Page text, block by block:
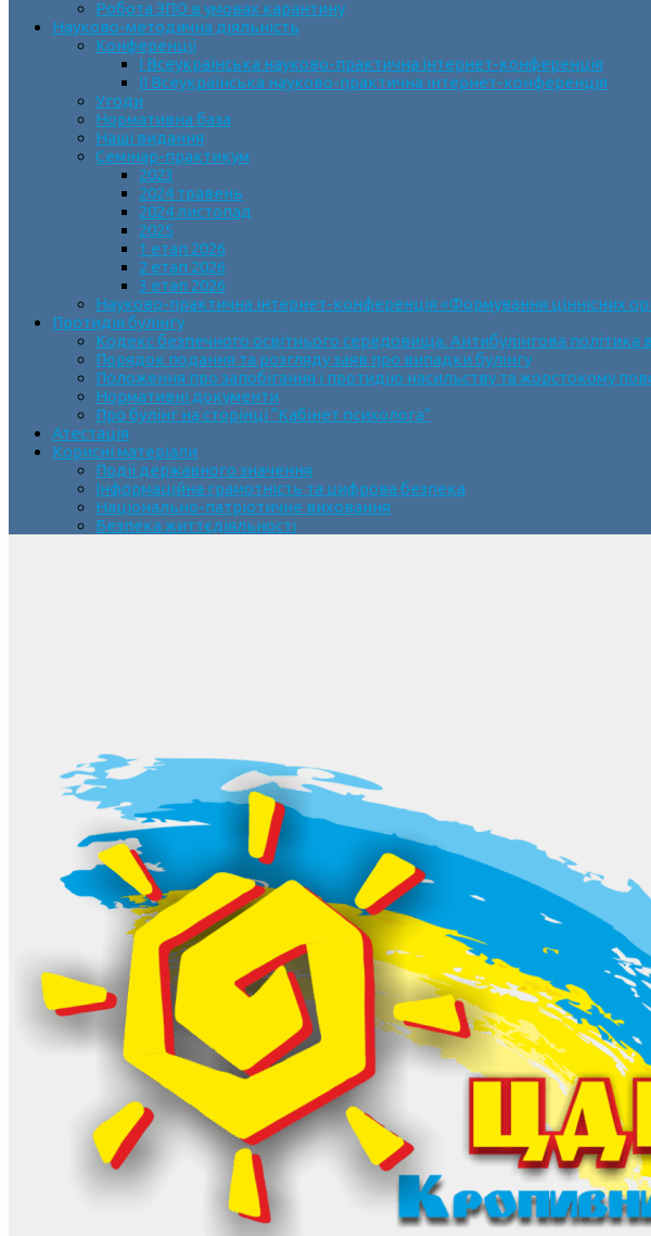
Робота ЗПО в умовах карантину
Науково-методична діяльність
Конференції
І Всеукраїнська науково-практична інтернет-конференція
ІІ Всеукраїнська науково-практична інтернет-конференція
Угоди
Нормативна база
Наші видання
Семінар-практикум
2023
2024 травень
2024 листопад
2025
1 етап 2026
2 етап 2026
3 етап 2026
Науково-практична інтернет-конференція «Формування ціннісних
Протидія булінгу
Кодекс безпечного освітнього середовища. Антибулінгова політика
Порядок подання та розгляду заяв про випадки булінгу
Положення про запобігання і протидію насильству та жорстокому
Нормативні документи
Про булінг на сторінці “Кабінет психолога”
Атестація
Корисні матеріали
Події державного значення
Інформаційна грамотність та цифрова безпека
Національно-патріотичне виховання
Безпека життєдіяльності